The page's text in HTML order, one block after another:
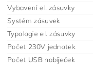
Vybavení el. zásuvky
Systém zásuvek
Typologie el. zásuvky
Počet 230V jednotek
Počet USB nabíječek